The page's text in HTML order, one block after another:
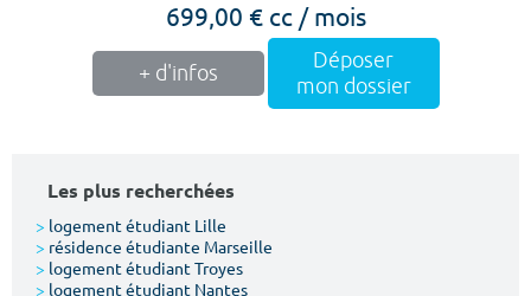
699,00 € cc / mois
+ d'infos
Déposer
mon dossier
Les plus recherchées
> logement étudiant Lille
> résidence étudiante Marseille
> logement étudiant Troyes
> logement étudiant Nantes